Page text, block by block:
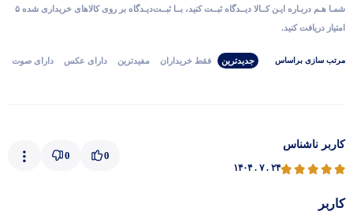
شمـا هـم دربـاره ایـن کــالا دیــدگاه ثبــت کنید، بــا ثبــت‌دیـدگاه بر روی کالاهای خریداری شده ۵
امتیاز دریافت کنید.
مرتب‌ سازی‌ بر‌اساس جدیدترین فقط‌ خریداران‌ مفیدترین دارای‌ عکس دارای‌ صوت
کاربر ناشناس
۱۴۰۴ . ۷ . ۲۴
0
0
کاربر